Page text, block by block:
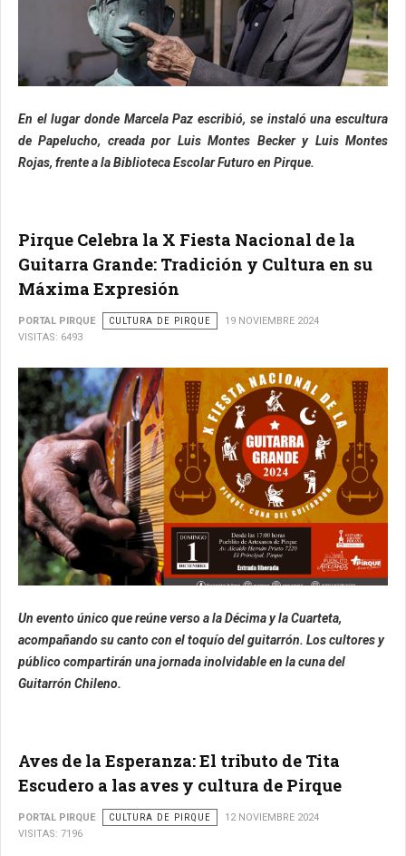
En el lugar donde Marcela Paz escribió, se instaló una escultura
de Papelucho, creada por Luis Montes Becker y Luis Montes
Rojas, frente a la Biblioteca Escolar Futuro en Pirque.
Pirque Celebra la X Fiesta Nacional de la
Guitarra Grande: Tradición y Cultura en su
Máxima Expresión
PORTAL PIRQUE CULTURA DE PIRQUE
19 NOVIEMBRE 2024
VISITAS: 6493
Un evento único que reúne verso a la Décima y la Cuarteta,
acompañando su canto con el toquío del guitarrón. Los cultores y
público compartirán una jornada inolvidable en la cuna del
Guitarrón Chileno.
Aves de la Esperanza: El tributo de Tita
Escudero a las aves y cultura de Pirque
PORTAL PIRQUE CULTURA DE PIRQUE
12 NOVIEMBRE 2024
VISITAS: 7196